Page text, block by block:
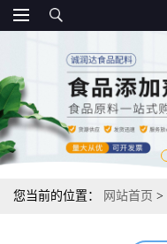
您当前的位置： 网站首页 >